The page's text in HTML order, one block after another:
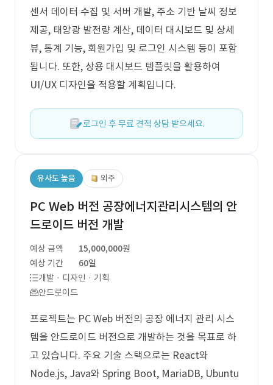
센서 데이터 수집 및 서버 개발, 주소 기반 날씨 정보
제공, 태양광 발전량 계산, 데이터 대시보드 및 상세
뷰, 통계 기능, 회원가입 및 로그인 시스템 등이 포함
됩니다. 또한, 상용 대시보드 템플릿을 활용하여
UI/UX 디자인을 적용할 계획입니다.
로그인 후 무료 견적 상담 받으세요.
유사도 높음 외주
PC Web 버전 공장에너지관리시스템의 안
드로이드 버전 개발
예상 금액
15,000,000원
예상 기간
60일
개발 · 디자인 · 기획
안드로이드
프로젝트는 PC Web 버전의 공장 에너지 관리 시스
템을 안드로이드 버전으로 개발하는 것을 목표로 하
고 있습니다. 주요 기술 스택으로는 React와
Node.js, Java와 Spring Boot, MariaDB, Ubuntu